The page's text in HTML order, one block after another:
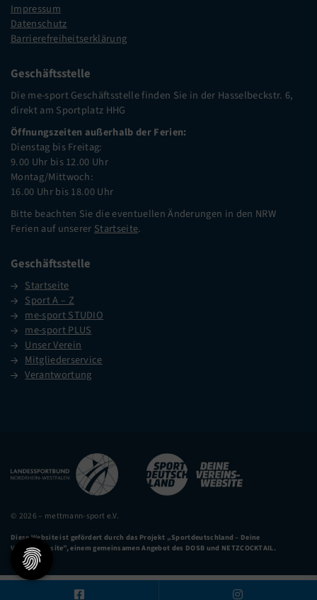
Impressum
Datenschutz
Barrierefreiheitserklärung
Geschäftsstelle
Die me-sport Geschäftsstelle finden Sie in der Hasselbeckstr. 6,
direkt am Sportplatz HHG
Öffnungszeiten außerhalb der Ferien:
Dienstag bis Freitag:
9.00 Uhr bis 12.00 Uhr
Montag/Mittwoch:
16.00 Uhr bis 18.00 Uhr
Bitte beachten Sie die eventuellen Änderungen in den NRW
Ferien auf unserer Startseite.
Geschäftsstelle
Startseite
Sport A – Z
me-sport STUDIO
me-sport PLUS
Unser Verein
Mitgliederservice
Verantwortung
© 2026 – mettmann-sport e.V.
Diese Website ist gefördert durch das Projekt „Sportdeutschland – Deine
Vereinswebsite”, einem gemeinsamen Angebot des DOSB und NETZCOCKTAIL.